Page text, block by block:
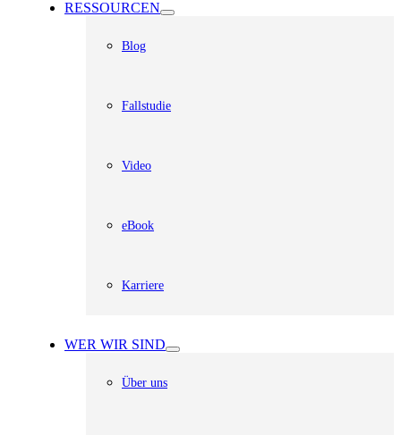
RESSOURCEN
Blog
Fallstudie
Video
eBook
Karriere
WER WIR SIND
Über uns